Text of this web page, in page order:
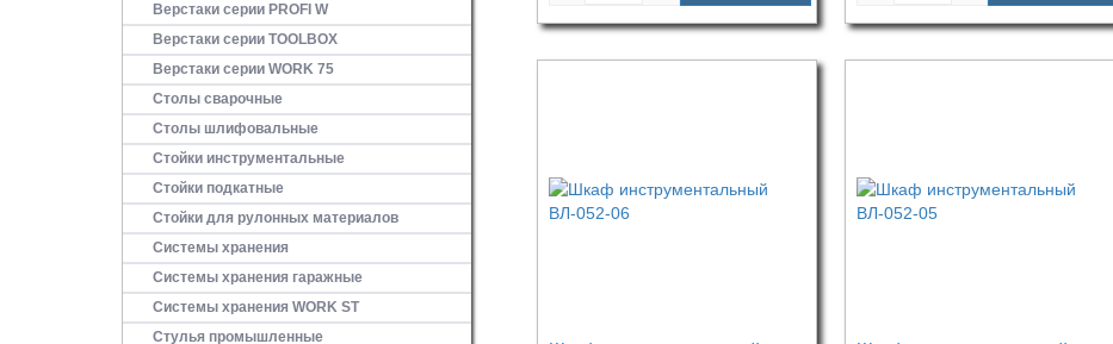
Верстаки серии PROFI W
Верстаки серии TOOLBOX
Верстаки серии WORK 75
Столы сварочные
Столы шлифовальные
Стойки инструментальные
Стойки подкатные
Стойки для рулонных материалов
Системы хранения
Системы хранения гаражные
Системы хранения WORK ST
Стулья промышленные